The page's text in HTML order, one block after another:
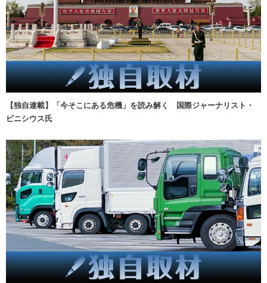
【独自連載】「今そこにある危機」を読み解く 国際ジャーナリスト・
ビニシウス氏